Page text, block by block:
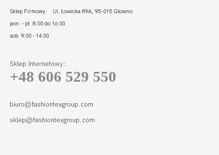
FORTUNA FIGI
Sklep Firmowy: Ul. Łowicka 89A, 95-015 Głowno
pon. - pt. 8:00 do 16:00
sob. 9:00 - 14:00
Sklep Internetowy:
+48 606 529 550
biuro@fashiontexgroup.com
sklep@fashiontexgroup.com